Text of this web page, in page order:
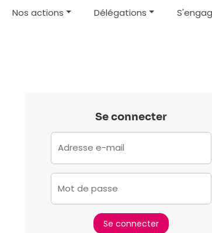
Nos actions Délégations
Se connecter
Adresse e-mail
Mot de passe